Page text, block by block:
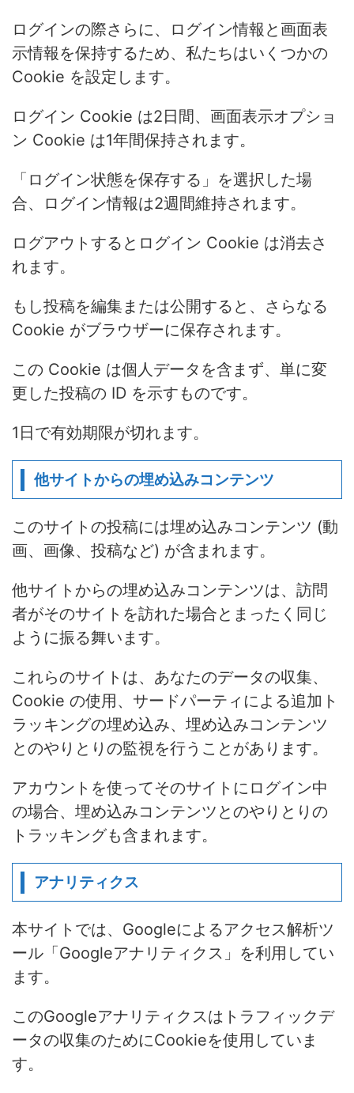
ログインの際さらに、ログイン情報と画面表
示情報を保持するため、私たちはいくつかの
Cookie を設定します。
ログイン Cookie は2日間、画面表示オプショ
ン Cookie は1年間保持されます。
「ログイン状態を保存する」を選択した場
合、ログイン情報は2週間維持されます。
ログアウトするとログイン Cookie は消去さ
れます。
もし投稿を編集または公開すると、さらなる
Cookie がブラウザーに保存されます。
この Cookie は個人データを含まず、単に変
更した投稿の ID を示すものです。
1日で有効期限が切れます。
他サイトからの埋め込みコンテンツ
このサイトの投稿には埋め込みコンテンツ (動
画、画像、投稿など) が含まれます。
他サイトからの埋め込みコンテンツは、訪問
者がそのサイトを訪れた場合とまったく同じ
ように振る舞います。
これらのサイトは、あなたのデータの収集、
Cookie の使用、サードパーティによる追加ト
ラッキングの埋め込み、埋め込みコンテンツ
とのやりとりの監視を行うことがあります。
アカウントを使ってそのサイトにログイン中
の場合、埋め込みコンテンツとのやりとりの
トラッキングも含まれます。
アナリティクス
本サイトでは、Googleによるアクセス解析ツ
ール「Googleアナリティクス」を利用してい
ます。
このGoogleアナリティクスはトラフィックデ
ータの収集のためにCookieを使用していま
す。